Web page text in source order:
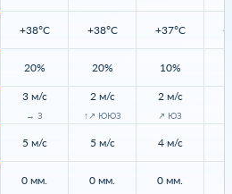
+38°C
20%
3 м/с
→ З
5 м/с
0 мм.
+38°C
20%
2 м/с
↑↗ ЮЮЗ
5 м/с
0 мм.
+37°C
10%
2 м/с
↗ ЮЗ
4 м/с
0 мм.